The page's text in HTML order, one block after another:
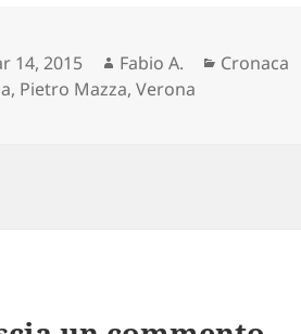
14, 2015 Autore
Fabio A. Categorie
Cronaca
, Pietro Mazza,Verona